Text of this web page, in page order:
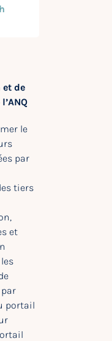
et de
le
par
tiers
et
portail